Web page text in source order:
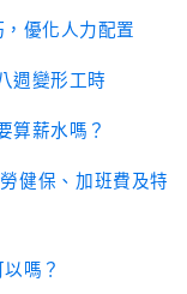
優化人力配置
週變形工時
算薪水嗎？
健保、加班費及特
嗎？